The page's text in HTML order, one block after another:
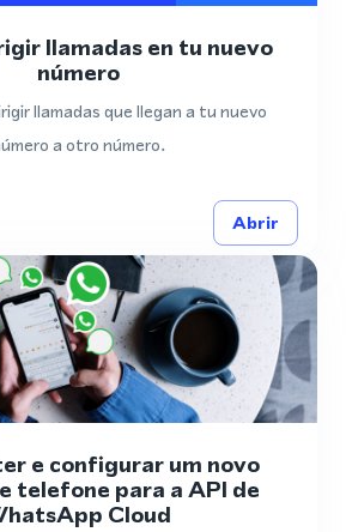
llamadas en tu nuevo
número
llamadas que llegan a tu nuevo
a otro número.
Abrir
e configurar um novo
telefone para a API de
Cloud